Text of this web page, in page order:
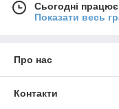
Сьогодні
Показати весь
Про нас
Контакти